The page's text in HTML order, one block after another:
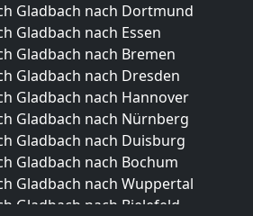
Gladbach nach Dortmund
Gladbach nach Essen
Gladbach nach Bremen
Gladbach nach Dresden
Gladbach nach Hannover
Gladbach nach Nürnberg
Gladbach nach Duisburg
Gladbach nach Bochum
Gladbach nach Wuppertal
Gladbach nach Bielefeld